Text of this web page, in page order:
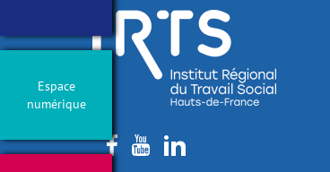
Espace
numérique